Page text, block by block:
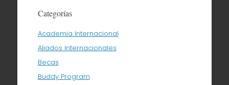
Categorías
Academia Internacional
Aliados Internacionales
Becas
Buddy Program